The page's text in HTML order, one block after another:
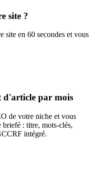
site ?
site en 60 secondes et vous
d'article par mois
de votre niche et vous
briefé : titre, mots-clés,
intégré.